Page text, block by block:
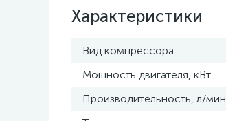
Характеристики
Вид компрессора
Мощность двигателя, кВт
Производительность, л/мин